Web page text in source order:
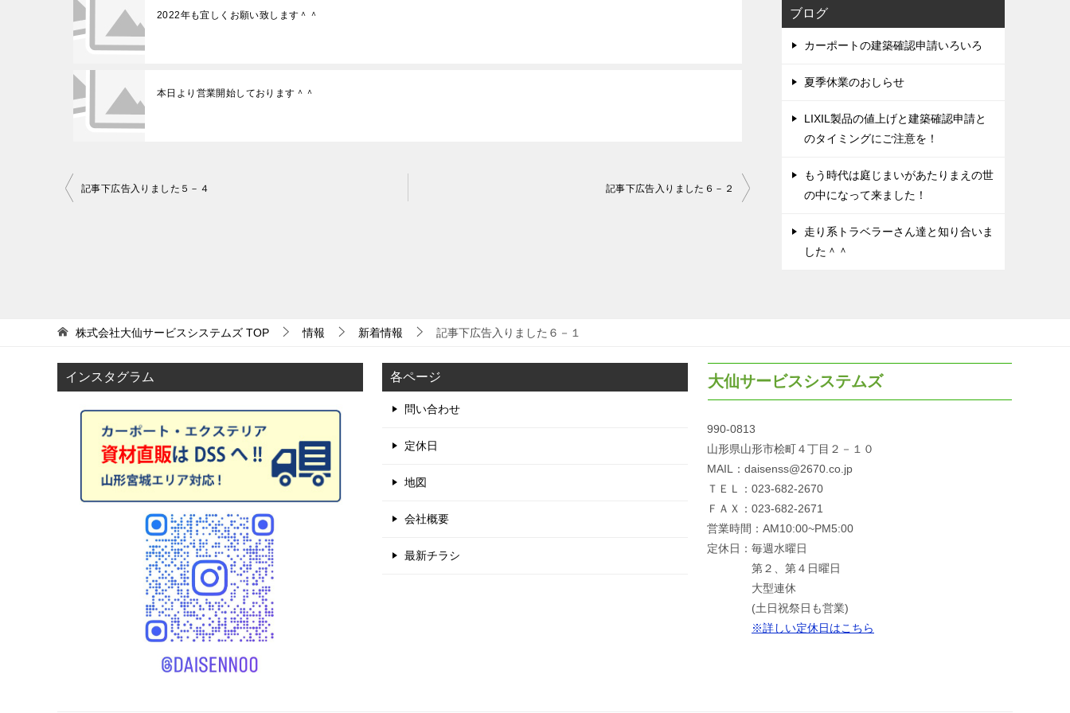
2022年も宜しくお願い致します＾＾
本日より営業開始しております＾＾
ー
シ
ョ
ン
記事下広告入りました５－４ 記事下広告入りました６－２
ブログ
カーポートの建築確認申請いろいろ
夏季休業のおしらせ
LIXIL製品の値上げと建築確認申請と
のタイミングにご注意を！
もう時代は庭じまいがあたりまえの世
の中になって来ました！
走り系トラベラーさん達と知り合いま
した＾＾
株式会社大仙サービスシステムズ TOP 情報 新着情報 記事下広告入りました６－１
インスタグラム 各ページ
問い合わせ
定休日
地図
会社概要
最新チラシ
大仙サービスシステムズ
990-0813
山形県山形市桧町４丁目２－１０
MAIL：daisenss@2670.co.jp
ＴＥＬ：023-682-2670
ＦＡＸ：023-682-2671
営業時間：AM10:00~PM5:00
定休日：毎週水曜日
第２、第４日曜日
大型連休
(土日祝祭日も営業)
※詳しい定休日はこちら